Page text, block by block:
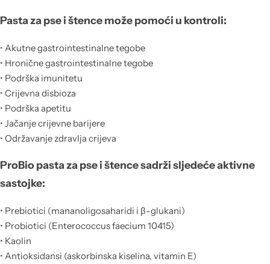
Pasta za pse i štence može pomoći u kontroli:
• Akutne gastrointestinalne tegobe
• Hronične gastrointestinalne tegobe
• Podrška imunitetu
• Crijevna disbioza
• Podrška apetitu
• Jačanje crijevne barijere
• Održavanje zdravlja crijeva
ProBio pasta za pse i štence sadrži sljedeće aktivne
sastojke:
• Prebiotici (mananoligosaharidi i β-glukani)
• Probiotici (Enterococcus faecium 10415)
• Kaolin
• Antioksidansi (askorbinska kiselina, vitamin E)